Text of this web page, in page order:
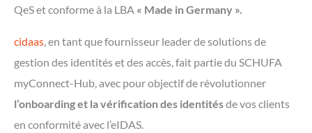
QeS et conforme à la LBA « Made in Germany ».
cidaas, en tant que fournisseur leader de solutions de
gestion des identités et des accès, fait partie du SCHUFA
myConnect-Hub, avec pour objectif de révolutionner
l’onboarding et la vérification des identitésde vos clients
en conformité avec l’eIDAS.